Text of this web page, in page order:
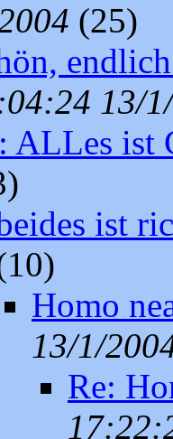
(25)
13/
ALLes ist
ist
Homo
13/1/
Re: